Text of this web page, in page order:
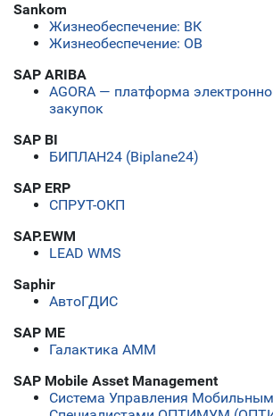
Sankom
Жизнеобеспечение: ВК
Жизнеобеспечение: ОВ
SAP ARIBA
AGORA — платформа
закупок
SAP BI
БИПЛАН24 (Biplane24)
SAP ERP
СПРУТ-ОКП
SAP.EWM
LEAD WMS
Saphir
АвтоГДИС
SAP ME
Галактика АММ
SAP Mobile Asset Management
Система Управления